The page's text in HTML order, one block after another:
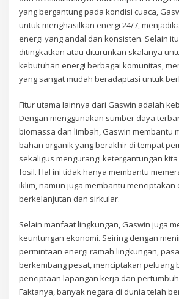
yang bergantung pada kondisi cuaca,
untuk menghasilkan energi 24/7,
energi yang andal dan konsisten. Selain
ditingkatkan atau diturunkan skalanya
kebutuhan energi berbagai komunitas,
yang sangat mudah beradaptasi untuk
Fitur utama lainnya dari Gaswin adalah
Dengan menggunakan sumber daya
biomassa dan limbah, Gaswin membantu
bahan organik yang berakhir di tempat
sekaligus mengurangi ketergantungan
fosil. Hal ini tidak hanya membantu
iklim, namun juga membantu menciptakan
berkelanjutan dan sirkular.
Selain manfaat lingkungan, Gaswin juga
keuntungan ekonomi. Seiring dengan
permintaan energi ramah lingkungan,
berkembang pesat, menciptakan peluang
penciptaan lapangan kerja dan
Faktanya, banyak negara di dunia telah